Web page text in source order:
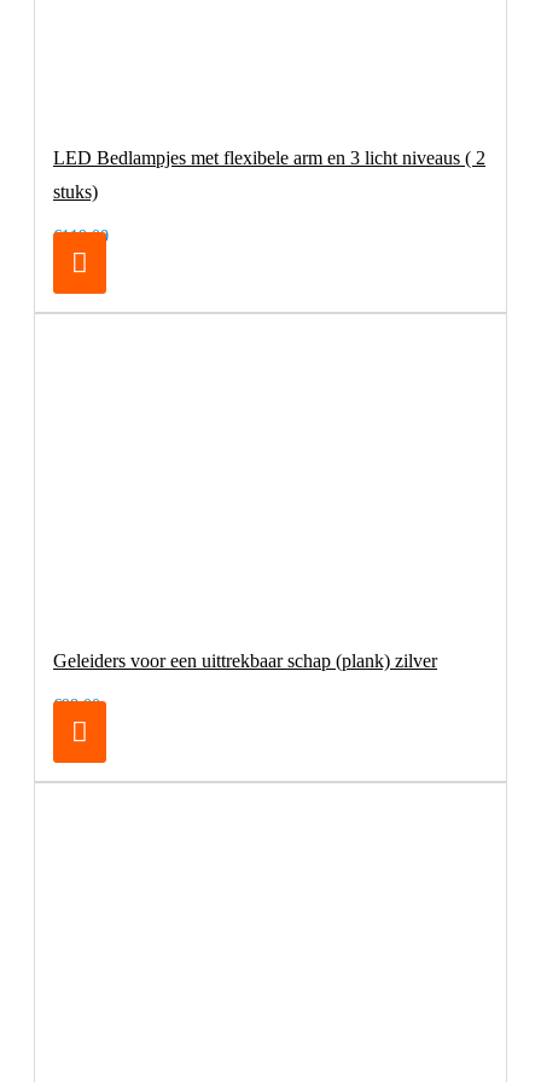
LED Bedlampjes met flexibele arm en 3 licht niveaus ( 2
stuks)
€119,00
Geleiders voor een uittrekbaar schap (plank) zilver
€98,00